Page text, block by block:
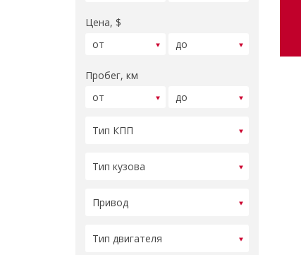
Цена, $
Пробег, км